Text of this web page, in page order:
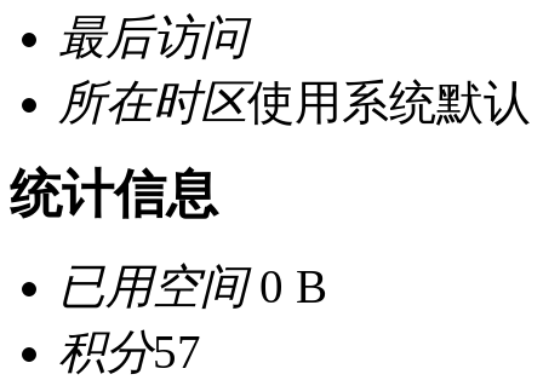
最后访问
所在时区使用系统默认
统计信息
已用空间0 B
积分57